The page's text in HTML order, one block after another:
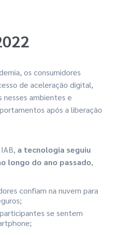
os consumidores
de aceleração digital,
nesses ambientes e
após a liberação
a tecnologia seguiu
longo do ano passado,
confiam na nuvem para
se sentem